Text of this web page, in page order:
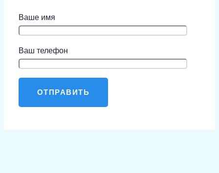
Ваше имя
Ваш телефон